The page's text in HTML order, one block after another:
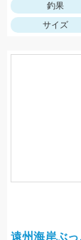
釣果
サイズ
遠州海岸ぶっ